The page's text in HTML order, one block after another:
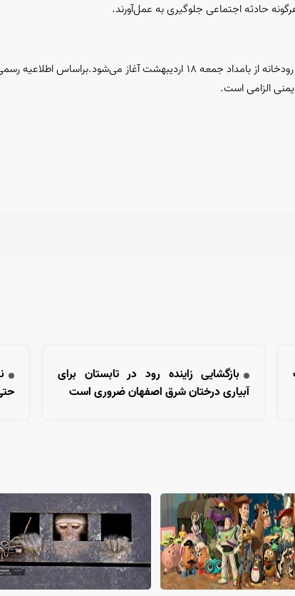
حادثه اجتماعی جلوگیری به عمل‌آورند.
جمعه ۱۸ اردیبهشت آغاز می‌شود.
براساس اطلاعیه
الزامی است.
بازگشایی زاینده رود در تابستان برای
آبیاری درختان شرق اصفهان ضروری است